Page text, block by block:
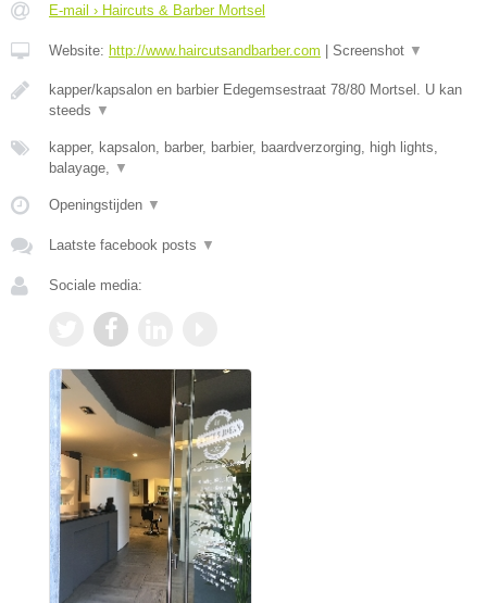
E-mail › Haircuts & Barber Mortsel
Website: http://www.haircutsandbarber.com Screenshot ▼
kapper/kapsalon en barbier Edegemsestraat 78/80 Mortsel. U kan
steeds ▼
kapper, kapsalon, barber, barbier, baardverzorging, high lights,
balayage, ▼
Openingstijden ▼
Laatste facebook posts ▼
Sociale media: